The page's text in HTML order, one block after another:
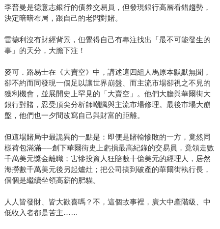
李普曼是德意志銀行的債券交易員，但發現銀行高層看錯趨勢，
決定暗暗布局，跟自己的老闆對賭。
雷德利沒有財經背景，但覺得自己有專注找出「最不可能發生的
事」的天分，大膽下注！
麥可．路易士在《大賣空》中，講述這四組人馬原本默默無聞，
卻不約而同發現一個足以讓世界崩盤、而主流市場卻視之不見的
獲利機會，並展開史上罕見的「大賣空」。他們大膽與華爾街大
銀行對賭，忍受頂尖分析師嘲諷與主流市場修理。最後市場大崩
盤，他們也一夕間改寫自己與財富的距離。
但這場賭局中最詭異的一點是：即便是賭輸慘敗的一方，竟然同
樣荷包滿滿──創下華爾街史上虧損最高紀錄的交易員，竟領走數
千萬美元獎金離職；害慘投資人狂賠數十億美元的經理人，居然
海撈數千萬美元後另起爐灶；把公司搞到破產的華爾街執行長，
個個是繼續坐領高薪的肥貓。
人人皆發財、皆大歡喜嗎？不，這個故事裡，廣大中產階級、中
低收入者都是苦主……